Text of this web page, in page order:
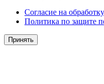
Согласие на
Политика по защите
Принять